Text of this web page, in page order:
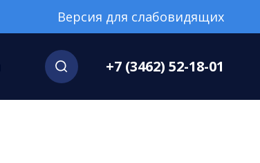
Версия для слабовидящих
+7 (3462) 52-18-01